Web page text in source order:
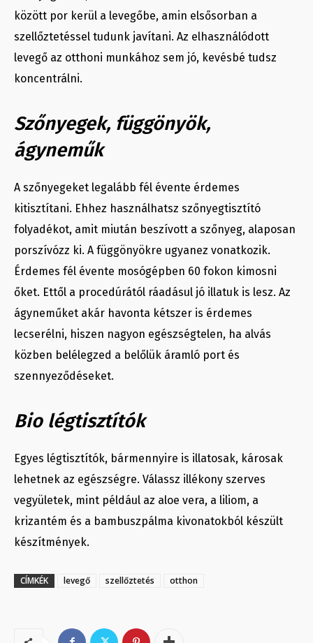
között por kerül a levegőbe, amin elsősorban a
szellőztetéssel tudunk javítani. Az elhasználódott
levegő az otthoni munkához sem jó, kevésbé tudsz
koncentrálni.
Szőnyegek, függönyök,
ágyneműk
A szőnyegeket legalább fél évente érdemes
kitisztítani. Ehhez használhatsz szőnyegtisztító
folyadékot, amit miután beszívott a szőnyeg, alaposan
porszívózz ki. A függönyökre ugyanez vonatkozik.
Érdemes fél évente mosógépben 60 fokon kimosni
őket. Ettől a procedúrától ráadásul jó illatuk is lesz. Az
ágyneműket akár havonta kétszer is érdemes
lecserélni, hiszen nagyon egészségtelen, ha alvás
közben belélegzed a belőlük áramló port és
szennyeződéseket.
Bio légtisztítók
Egyes légtisztítók, bármennyire is illatosak, károsak
lehetnek az egészségre. Válassz illékony szerves
vegyületek, mint például az aloe vera, a liliom, a
krizantém és a bambuszpálma kivonatokból készült
készítmények.
CÍMKÉK levegő szellőztetés otthon